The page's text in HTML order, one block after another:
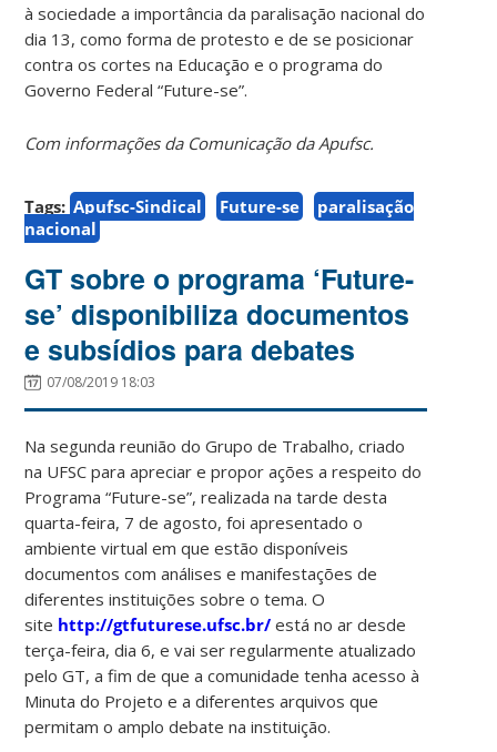
à sociedade a importância da paralisação nacional do
dia 13, como forma de protesto e de se posicionar
contra os cortes na Educação e o programa do
Governo Federal “Future-se”.
Com informações da Comunicação da Apufsc.
Tags: Apufsc-Sindical Future-se
paralisação
nacional
GT sobre o programa ‘Future-
se’ disponibiliza documentos
e subsídios para debates
07/08/2019 18:03
Na segunda reunião do Grupo de Trabalho, criado
na UFSC para apreciar e propor ações a respeito do
Programa “Future-se”, realizada na tarde desta
quarta-feira, 7 de agosto, foi apresentado o
ambiente virtual em que estão disponíveis
documentos com análises e manifestações de
diferentes instituições sobre o tema. O
site http://gtfuturese.ufsc.br/ está no ar desde
terça-feira, dia 6, e vai ser regularmente atualizado
pelo GT, a fim de que a comunidade tenha acesso à
Minuta do Projeto e a diferentes arquivos que
permitam o amplo debate na instituição.